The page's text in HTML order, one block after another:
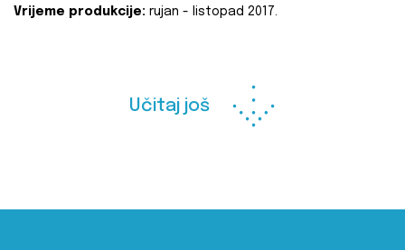
Vrijeme produkcije: rujan - listopad 2017.
Učitaj još